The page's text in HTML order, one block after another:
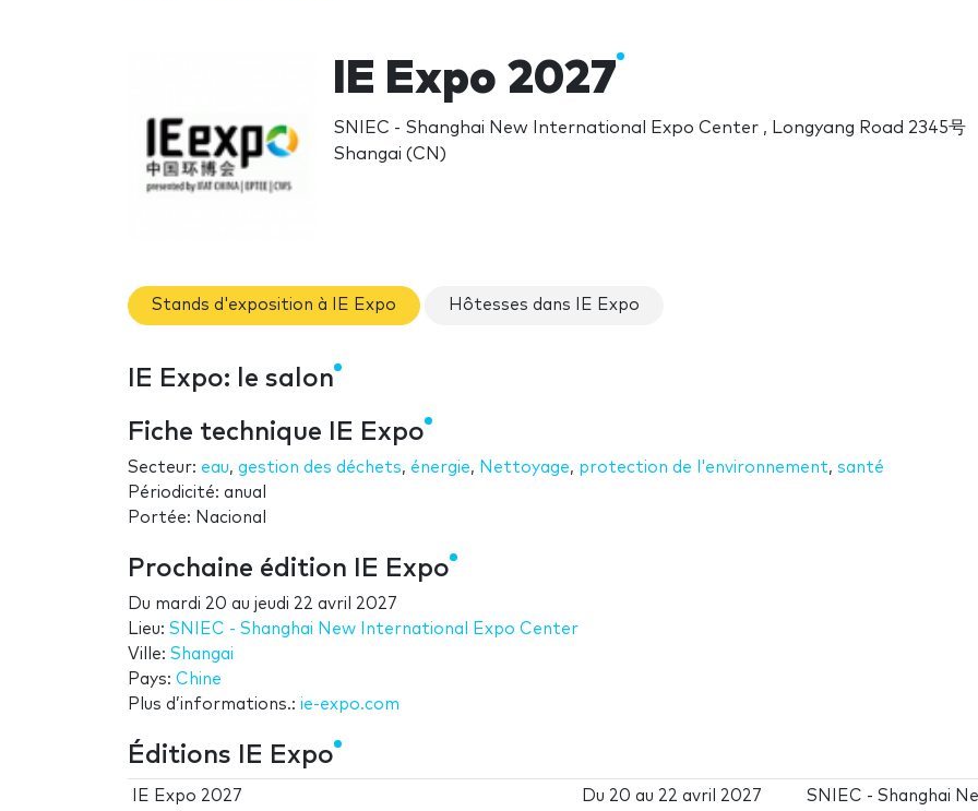
IE Expo 2027
SNIEC - Shanghai New International Expo Center , Longyang Road 2345号
Shangai (CN)
Stands d'exposition à IE Expo Hôtesses dans IE Expo
IE Expo: le salon
Fiche technique IE Expo
Secteur: eau, gestion des déchets, énergie, Nettoyage, protection de l'environnement, santé
Périodicité: anual
Portée: Nacional
Prochaine édition IE Expo
Du mardi 20 au jeudi 22 avril 2027
Lieu: SNIEC - Shanghai New International Expo Center
Ville: Shangai
Pays: Chine
Plus d’informations.: ie-expo.com
Éditions IE Expo
IE Expo 2027 Du 20 au 22 avril 2027
SNIEC - Shanghai